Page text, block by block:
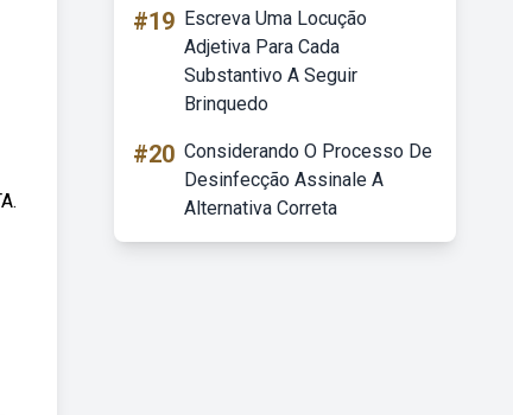
#19 Escreva Uma Locução
Adjetiva Para Cada
Substantivo A Seguir
Brinquedo
#20 Considerando O Processo De
Desinfecção Assinale A
Alternativa Correta